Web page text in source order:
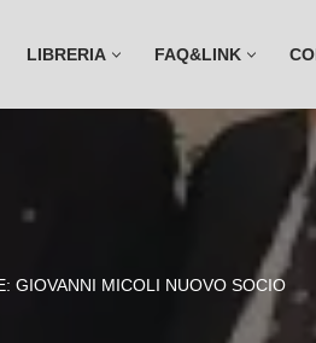
LIBRERIA FAQ&LINK
GIOVANNI MICOLI NUOVO SOCIO